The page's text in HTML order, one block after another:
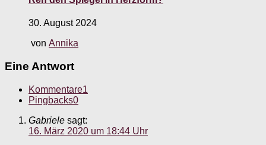
30. August 2024
von Annika
Eine Antwort
Kommentare1
Pingbacks0
Gabriele sagt:
16. März 2020 um 18:44 Uhr